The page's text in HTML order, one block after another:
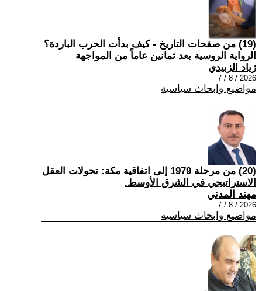
(19) من صفحات التاريخ - كيف بدأت الحرب الباردة؟
الرواية الروسية بعد ثمانين عاماً من المواجهة
زياد الزبيدي
2026 / 8 / 7
مواضيع وابحاث سياسية
(20) من مرحلة 1979 إلى اتفاقية مكة: تحولات العقل
الاستراتيجي في الشرق الأوسط.
مهند المدني
2026 / 8 / 7
مواضيع وابحاث سياسية